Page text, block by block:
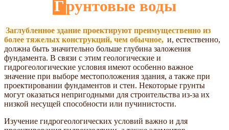
Грунтовые воды
Заглубленное здание проектируют преимущественно из
более тяжелых конструкций, чем обычное, и, естественно,
должна быть значительно больше глубина заложения
фундамента. В связи с этим геологические и
гидрогеологические условия имеют особенно важное
значение при выборе местоположения здания, а также при
проектировании фундаментов и стен. Некоторые грунты
могут оказаться непригодными для строительства из-за их
низкой несущей способности или пучинистости.
Изучение гидрогеологических условий важно и для